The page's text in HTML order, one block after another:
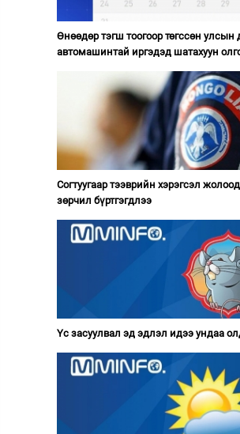
Өнөөдөр тэгш тоогоор төгссөн улсын
автомашинтай иргэдэд шатахуун
Согтуугаар тээврийн хэрэгсэл
зөрчил бүртгэгдлээ
Үс засуулвал эд эдлэл идээ ундаа